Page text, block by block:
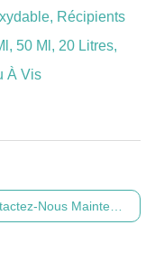
Récipients
50 Ml, 20 Litres,
À Vis
Nous Maintenant